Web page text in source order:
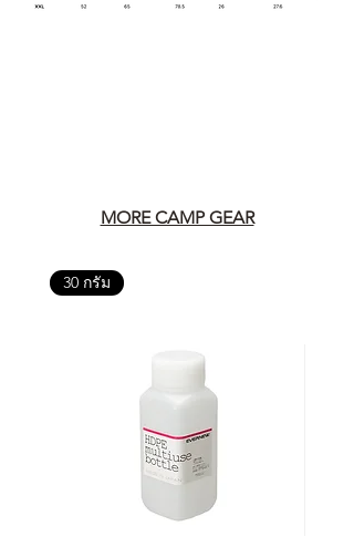
MORE CAMP GEAR
30 กรัม